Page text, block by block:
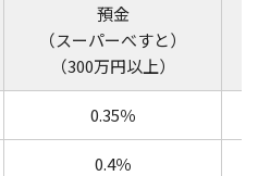
預金
（スーパーべすと）
（300万円以上）
0.35％
0.4％